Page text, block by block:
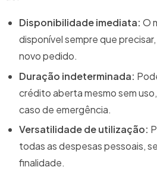
Disponibilidade imediata: O
disponível sempre que
novo pedido.
Duração indeterminada:
crédito aberta mesmo sem
caso de emergência.
Versatilidade de utilização:
todas as despesas pessoais,
finalidade.